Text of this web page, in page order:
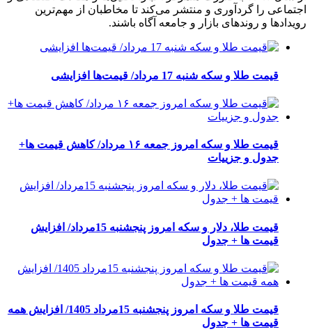
اجتماعی را گردآوری و منتشر می‌کند تا مخاطبان از مهم‌ترین
رویدادها و روندهای بازار و جامعه آگاه باشند.
قیمت طلا و سکه شنبه 17 مرداد/ قیمت‌ها افزایشی
قیمت طلا و سکه امروز جمعه ۱۶ مرداد/ کاهش قیمت ها+
جدول و جزییات
قیمت طلا، دلار و سکه امروز پنجشنبه 15مرداد/ افزایش
قیمت ها + جدول
قیمت طلا و سکه امروز پنجشنبه 15مرداد 1405/ افزایش همه
قیمت ها + جدول